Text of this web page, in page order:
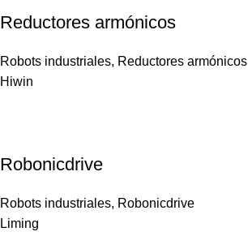
Reductores armónicos
Robots industriales, Reductores armónicos
Hiwin
Robonicdrive
Robots industriales, Robonicdrive
Liming